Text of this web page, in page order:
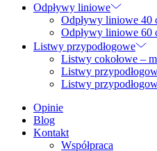
Odpływy liniowe
Odpływy liniowe 40
Odpływy liniowe 60
Listwy przypodłogowe
Listwy cokołowe –
Listwy
Listwy
Opinie
Blog
Kontakt
Współpraca